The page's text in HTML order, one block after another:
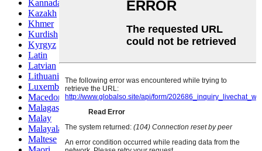
Kannada
Kazakh
Khmer
Kurdish
Kyrgyz
Latin
Latvian
Lithuanian
Luxembou..
Macedonian
Malagasy
Malay
Malayalam
Maltese